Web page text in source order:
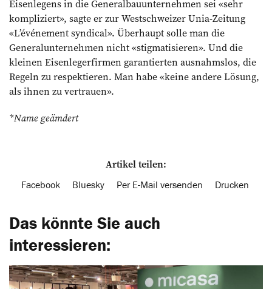
Eisenlegens in die Generalbauunternehmen sei «sehr
kompliziert», sagte er zur Westschweizer Unia-Zeitung
«L’événement syndical». Überhaupt solle man die
Generalunternehmen nicht «stigmatisieren». Und die
kleinen Eisenlegerfirmen garantierten ausnahmslos, die
Regeln zu respektieren. Man habe «keine andere Lösung,
als ihnen zu vertrauen».
*Name geämdert
Artikel teilen:
Facebook Bluesky Per E-Mail versenden Drucken
Das könnte Sie auch
interessieren: